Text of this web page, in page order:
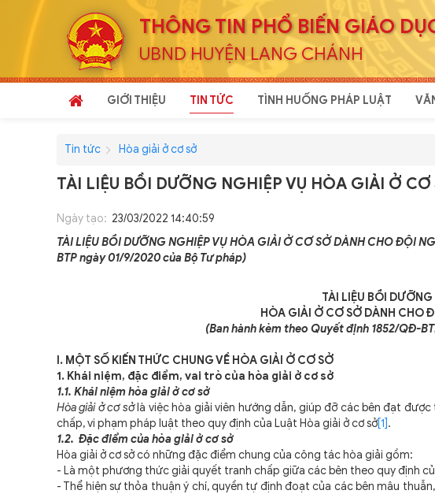
THÔNG TIN PHỔ BIẾN GIÁO
UBND HUYỆN LANG CHÁNH
GIỚI THIỆU TIN TỨC TÌNH HUỐNG PHÁP LUẬT
Tin tức Hòa giải ở cơ sở
TÀI LIỆU BỒI DƯỠNG NGHIỆP VỤ HÒA GIẢI Ở
Ngày tạo: 23/03/2022 14:40:59
TÀI LIỆU BỒI DƯỠNG NGHIỆP VỤ HÒA GIẢI Ở CƠ SỞ DÀNH CHO ĐỘI
BTP ngày 01/9/2020 của Bộ Tư pháp)
TÀI LIỆU BỒI DƯỠNG
HÒA GIẢI Ở CƠ SỞ DÀNH CHO
(Ban hành kèm theo Quyết định 1852/QĐ-
I. MỘT SỐ KIẾN THỨC CHUNG VỀ HÒA GIẢI Ở CƠ SỞ
1. Khái niệm, đặc điểm, vai trò của hòa giải ở cơ sở
1.1. Khái niệm hòa giải ở cơ sở
Hòa giải ở cơ sởlà việc hòa giải viên hướng dẫn, giúp đỡ các bên đạt
chấp, vi phạm pháp luật theo quy định của Luật Hòa giải ở cơ sở[1].
1.2. Đặc điểm của hòa giải ở cơ sở
Hòa giải ở cơ sở có những đặc điểm chung của công tác hòa giải gồm:
- Là một phương thức giải quyết tranh chấp giữa các bên theo quy định
- Thể hiện sự thỏa thuận ý chí, quyền tự định đoạt của các bên mâu